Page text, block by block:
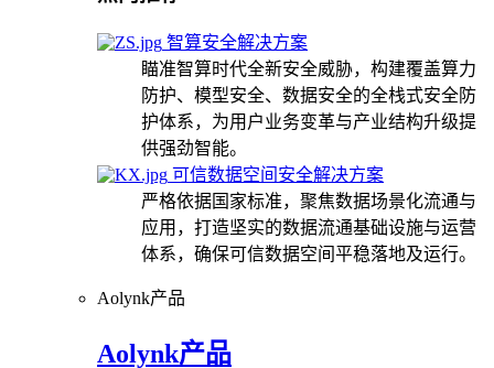
智算安全解决方案
瞄准智算时代全新安全威胁，构建覆盖算力
防护、模型安全、数据安全的全栈式安全防
护体系，为用户业务变革与产业结构升级提
供强劲智能。
可信数据空间安全解决方案
严格依据国家标准，聚焦数据场景化流通与
应用，打造坚实的数据流通基础设施与运营
体系，确保可信数据空间平稳落地及运行。
Aolynk产品
Aolynk产品